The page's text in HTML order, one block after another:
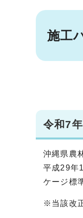
施工
令和7
沖縄県農
平成29年
ケージ標
※当該改